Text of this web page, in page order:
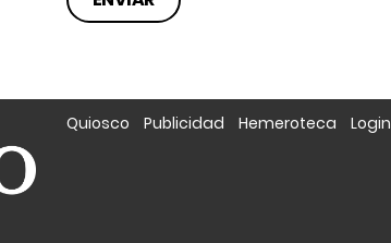
Quiosco Publicidad Hemeroteca Login